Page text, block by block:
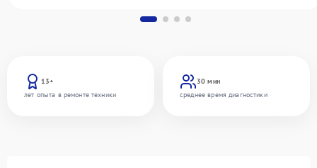
13+
лет опыта в ремонте техники
30 мин
среднее время диагностики